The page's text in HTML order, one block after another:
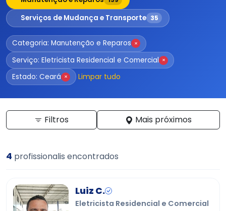
Serviços de Mudança e Transporte 35
Categoria: Manutenção e Reparos ×
Serviço: Eletricista Residencial e Comercial ×
Estado: Ceará × Limpar tudo
Filtros Mais próximos
4 profissionalis encontrados
Luiz C.
Eletricista Residencial e Comercial